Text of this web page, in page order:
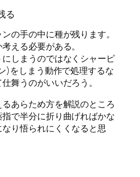
る
の手の中に種が残ります。
える必要がある。
しまうのではなくシャーピ
)をしまう動作で処理するな
舞うのがいいだろう。
あらため方を解説のところ
で半分に折り曲げればかな
なり悟られにくくなると思